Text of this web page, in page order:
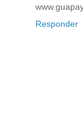
Responder